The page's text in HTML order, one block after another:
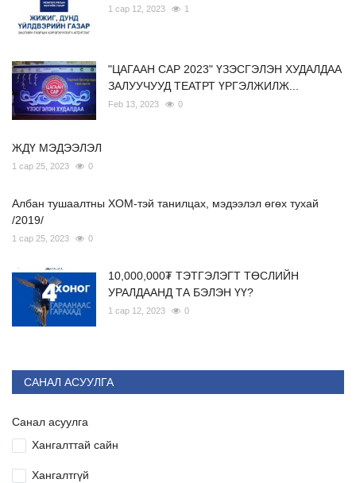
1 сар 12, 2023 1
"ЦАГААН САР 2023" ҮЗЭСГЭЛЭН ХУДАЛДАА
ЗАЛУУЧУУД ТЕАТРТ ҮРГЭЛЖИЛЖ...
Feb 13, 2023 0
ЖДҮ МЭДЭЭЛЭЛ
1 сар 25, 2023 0
Албан тушаалтны ХОМ-тэй танилцах, мэдээлэл өгөх тухай
/2019/
1 сар 25, 2023 0
10,000,000₮ ТЭТГЭЛЭГТ ТӨСЛИЙН
УРАЛДААНД ТА БЭЛЭН ҮҮ?
1 сар 12, 2023 0
САНАЛ АСУУЛГА
Санал асуулга
Хангалттай сайн
Хангалтгүй